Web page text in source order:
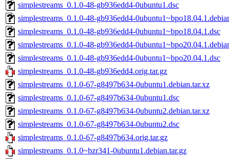
simplestreams_0.1.0-48-gb936edd4-0ubuntu1.dsc
simplestreams_0.1.0-48-gb936edd4-
simplestreams_0.1.0-48-gb936edd4-0ubuntu1~bpo18.04.1.dsc
simplestreams_0.1.0-48-gb936edd4-
simplestreams_0.1.0-48-gb936edd4-0ubuntu1~bpo20.04.1.dsc
simplestreams_0.1.0-48-gb936edd4.orig.tar.gz
simplestreams_0.1.0-67-g8497b634-0ubuntu1.debian.tar.xz
simplestreams_0.1.0-67-g8497b634-0ubuntu1.dsc
simplestreams_0.1.0-67-g8497b634-0ubuntu2.debian.tar.xz
simplestreams_0.1.0-67-g8497b634-0ubuntu2.dsc
simplestreams_0.1.0-67-g8497b634.orig.tar.gz
simplestreams_0.1.0~bzr341-0ubuntu1.debian.tar.gz